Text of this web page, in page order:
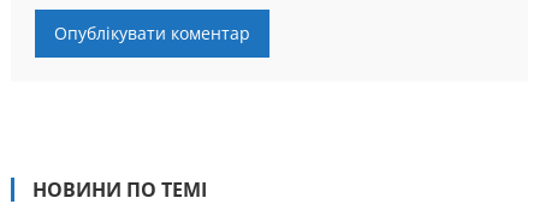
НОВИНИ ПО ТЕМІ